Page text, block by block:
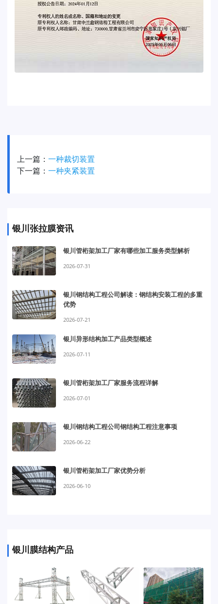
上一篇： 一种裁切装置
下一篇： 一种夹紧装置
银川张拉膜资讯
银川管桁架加工厂家有哪些加工服务类型解析
2026-07-31
银川钢结构工程公司解读：钢结构安装工程的多重
优势
2026-07-21
银川异形结构加工产品类型概述
2026-07-11
银川管桁架加工厂家服务流程详解
2026-07-01
银川钢结构工程公司钢结构工程注意事项
2026-06-22
银川管桁架加工厂家优势分析
2026-06-10
银川膜结构产品